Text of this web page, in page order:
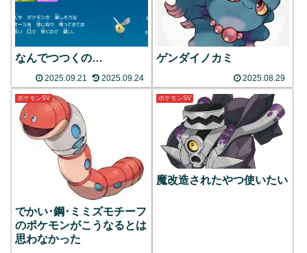
なんでつつくの…
2025.09.21 2025.09.24
ゲンダイノカミ
2025.08.29
ポケモンSV
でかい･鋼･ミミズモチーフ
のポケモンがこうなるとは
思わなかった
ポケモンSV
魔改造されたやつ使いたい